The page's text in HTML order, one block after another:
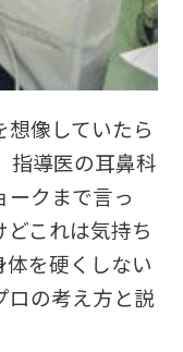
像していたら
指導医の耳鼻科
クまで言っ
これは気持ち
を硬くしない
ロの考え方と説